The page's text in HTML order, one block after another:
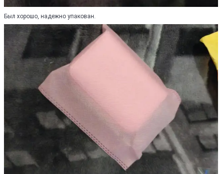
Был хорошо, надежно упакован.